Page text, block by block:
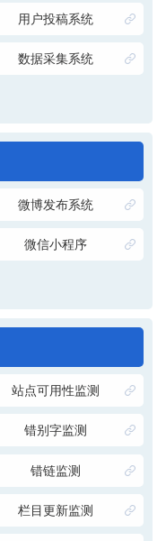
用户投稿系统
数据采集系统
微博发布系统
微信小程序
站点可用性监测
错别字监测
错链监测
栏目更新监测